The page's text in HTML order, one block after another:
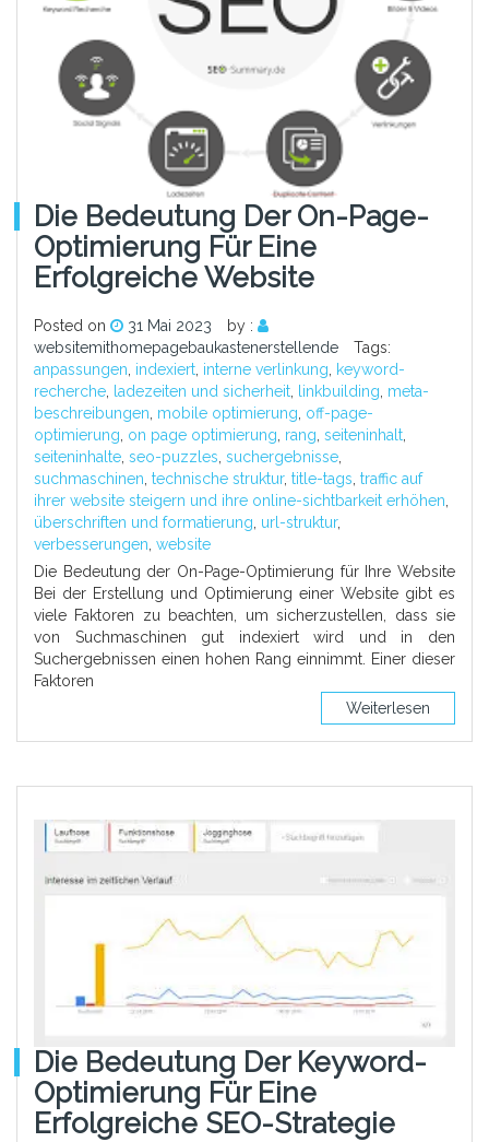
Die Bedeutung Der On-Page-
Optimierung Für Eine
Erfolgreiche Website
Posted on 31 Mai 2023
by :
websitemithomepagebaukastenerstellende
Tags:
anpassungen indexiert interne verlinkung
keyword-
recherche
ladezeiten und sicherheit linkbuilding meta-
beschreibungen mobile optimierung off-page-
optimierung on page optimierung rang seiteninhalt
seiteninhalte seo-puzzles suchergebnisse
suchmaschinen technische struktur, title-tags traffic auf
ihrer website steigern und ihre online-sichtbarkeit erhöhen
überschriften und formatierung url-struktur,
verbesserungen website
Die Bedeutung der On-Page-Optimierung für Ihre Website
Bei der Erstellung und Optimierung einer Website gibt es
viele Faktoren zu beachten, um sicherzustellen, dass sie
von Suchmaschinen gut indexiert wird und in den
Suchergebnissen einen hohen Rang einnimmt. Einer dieser
Faktoren
Weiterlesen
Die Bedeutung Der Keyword-
Optimierung Für Eine
Erfolgreiche SEO-Strategie